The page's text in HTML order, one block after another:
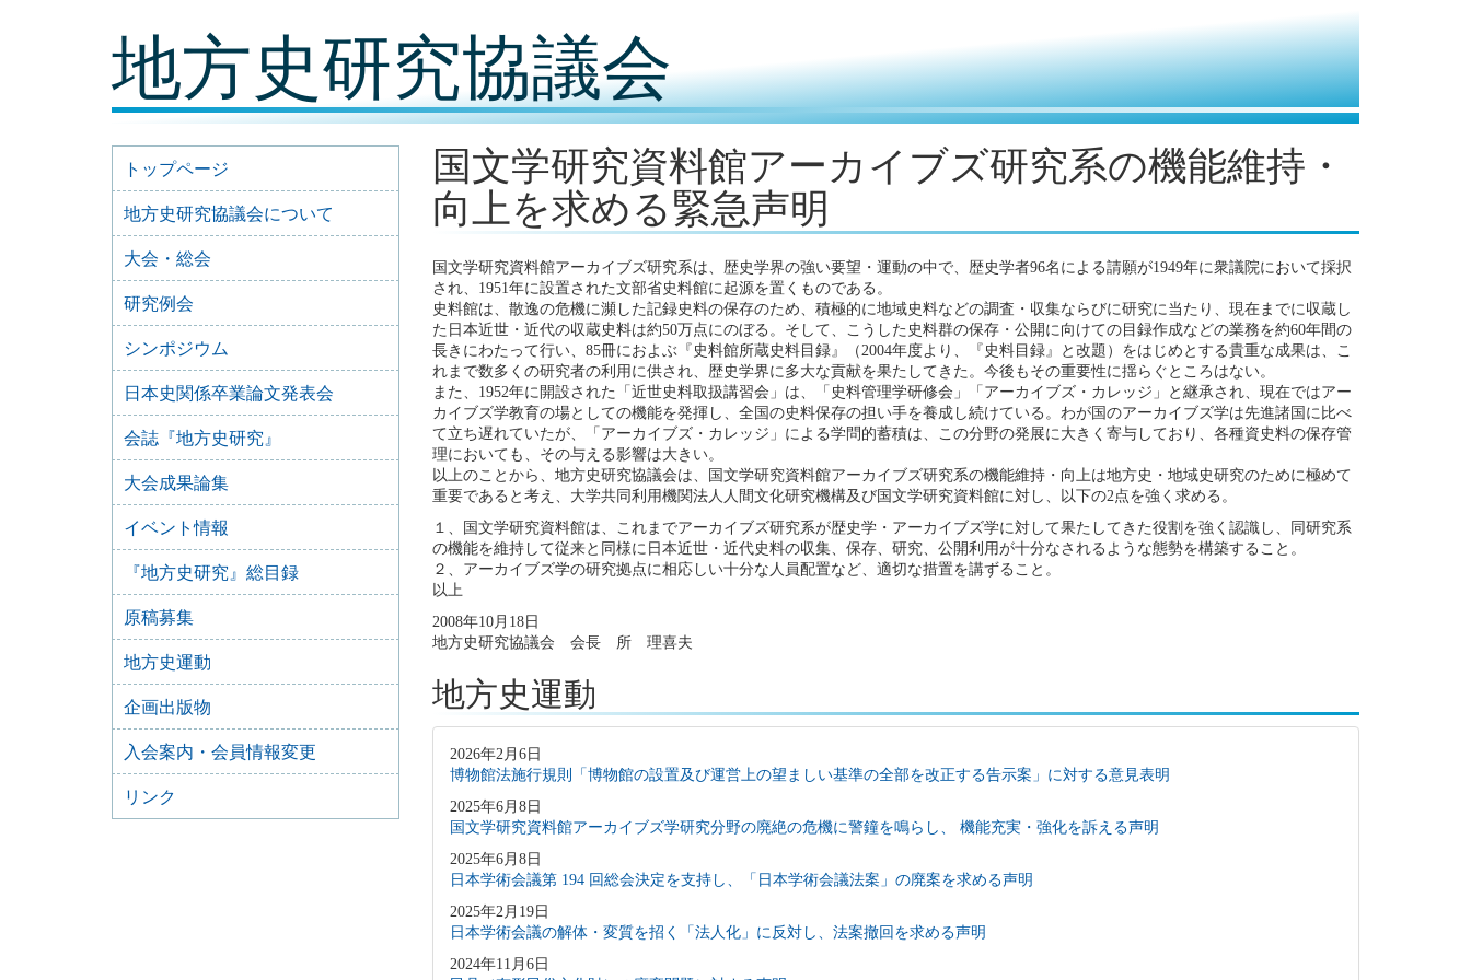
地方史研究協議会
国文学研究資料館アーカイブズ研究系の機能維持・
向上を求める緊急声明
国文学研究資料館アーカイブズ研究系は、歴史学界の強い要望・運動の中で、歴史学者96名による請願が1949年に衆議院において採択
され、1951年に設置された文部省史料館に起源を置くものである。
史料館は、散逸の危機に瀕した記録史料の保存のため、積極的に地域史料などの調査・収集ならびに研究に当たり、現在までに収蔵し
た日本近世・近代の収蔵史料は約50万点にのぼる。そして、こうした史料群の保存・公開に向けての目録作成などの業務を約60年間の
長きにわたって行い、85冊におよぶ『史料館所蔵史料目録』（2004年度より、『史料目録』と改題）をはじめとする貴重な成果は、こ
れまで数多くの研究者の利用に供され、歴史学界に多大な貢献を果たしてきた。今後もその重要性に揺らぐところはない。
また、1952年に開設された「近世史料取扱講習会」は、「史料管理学研修会」「アーカイブズ・カレッジ」と継承され、現在ではアー
カイブズ学教育の場としての機能を発揮し、全国の史料保存の担い手を養成し続けている。わが国のアーカイブズ学は先進諸国に比べ
て立ち遅れていたが、「アーカイブズ・カレッジ」による学問的蓄積は、この分野の発展に大きく寄与しており、各種資史料の保存管
理においても、その与える影響は大きい。
以上のことから、地方史研究協議会は、国文学研究資料館アーカイブズ研究系の機能維持・向上は地方史・地域史研究のために極めて
重要であると考え、大学共同利用機関法人人間文化研究機構及び国文学研究資料館に対し、以下の2点を強く求める。
１、国文学研究資料館は、これまでアーカイブズ研究系が歴史学・アーカイブズ学に対して果たしてきた役割を強く認識し、同研究系
の機能を維持して従来と同様に日本近世・近代史料の収集、保存、研究、公開利用が十分なされるような態勢を構築すること。
２、アーカイブズ学の研究拠点に相応しい十分な人員配置など、適切な措置を講ずること。
以上
2008年10月18日
地方史研究協議会 会長 所 理喜夫
地方史運動
2026年2月6日
博物館法施行規則「博物館の設置及び運営上の望ましい基準の全部を改正する告示案」に対する意見表明
2025年6月8日
国文学研究資料館アーカイブズ学研究分野の廃絶の危機に警鐘を鳴らし、 機能充実・強化を訴える声明
2025年6月8日
日本学術会議第 194 回総会決定を支持し、「日本学術会議法案」の廃案を求める声明
2025年2月19日
日本学術会議の解体・変質を招く「法人化」に反対し、法案撤回を求める声明
2024年11月6日
トップページ
地方史研究協議会について
大会・総会
研究例会
シンポジウム
日本史関係卒業論文発表会
会誌『地方史研究』
大会成果論集
イベント情報
『地方史研究』総目録
原稿募集
地方史運動
企画出版物
入会案内・会員情報変更
リンク